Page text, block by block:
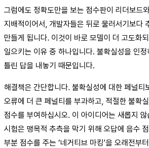
그럼에도 정확도만을 보는 점수판이 리더보드
지배적이어서, 개발자들은 뒤로 물러서기보다
만들게 됩니다. 이것이 바로 모델이 더 고도화
일으키는 이유 중 하나입니다. 불확실성을 인
틀린 답을 내놓기 때문입니다.
해결책은 간단합니다. 불확실성에 대한 페널티
오류에 더 큰 페널티를 부과하고, 적절한 불확
점수를 부여하십시오. 이 아이디어는 새롭지
시험은 맹목적 추측을 막기 위해 오답에 음수
부분 점수를 주는 ‘네거티브 마킹’을 오래전부